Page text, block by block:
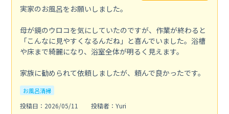
実家のお風呂をお願いしました。
母が鏡のウロコを気にしていたのですが、作業が終わると
「こんなに見やすくなるんだね」と喜んでいました。浴槽
や床まで綺麗になり、浴室全体が明るく見えます。
家族に勧められて依頼しましたが、頼んで良かったです。
お風呂清掃
投稿日：2026/05/11
投稿者：Yuri